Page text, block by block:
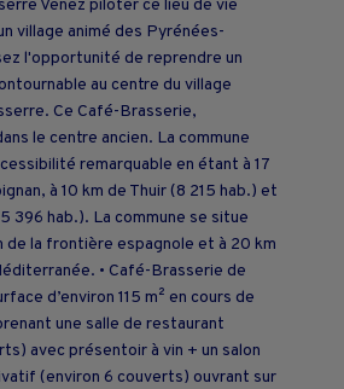
Venez piloter ce lieu de vie
village animé des Pyrénées-
l'opportunité de reprendre un
au centre du village
Ce Café-Brasserie,
le centre ancien. La commune
remarquable en étant à 17
à 10 km de Thuir (8 215 hab.) et
396 hab.). La commune se situe
de la frontière espagnole et à 20 km
• Café-Brasserie de
d’environ 115 m² en cours de
une salle de restaurant
avec présentoir à vin + un salon
(environ 6 couverts) ouvrant sur